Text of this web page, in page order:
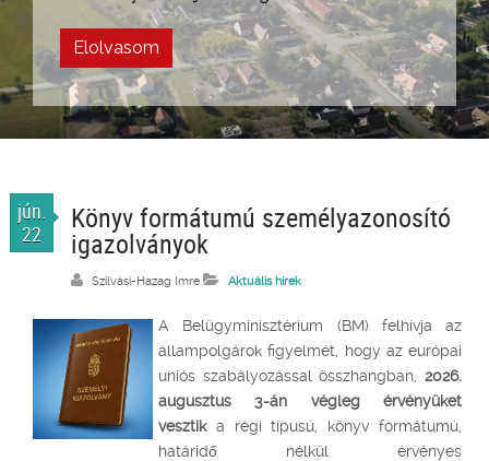
Felveszem a kapcsolatot
jún.
22
Könyv formátumú személyazonosító
igazolványok
Szilvási-Hazag Imre Aktuális hírek
A Belügyminisztérium (BM) felhívja az
állampolgárok figyelmét, hogy az európai
uniós szabályozással összhangban, 2026.
augusztus 3-án végleg érvényüket
vesztika régi típusú, könyv formátumú,
határidő nélkül érvényes